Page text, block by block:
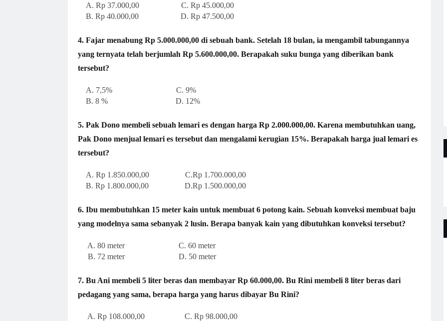
A. Rp 37.000,00 C. Rp 45.000,00
B. Rp 40.000,00 D. Rp 47.500,00
4. Fajar menabung Rp 5.000.000,00 di sebuah bank. Setelah 18 bulan, ia mengambil tabungannya
yang ternyata telah berjumlah Rp 5.600.000,00. Berapakah suku bunga yang diberikan bank
tersebut?
A. 7,5% C. 9%
B. 8 % D. 12%
5. Pak Dono membeli sebuah lemari es dengan harga Rp 2.000.000,00. Karena membutuhkan uang,
Pak Dono menjual lemari es tersebut dan mengalami kerugian 15%. Berapakah harga jual lemari es
tersebut?
A. Rp 1.850.000,00 C.Rp 1.700.000,00
B. Rp 1.800.000,00 D.Rp 1.500.000,00
6. Ibu membutuhkan 15 meter kain untuk membuat 6 potong kain. Sebuah konveksi membuat baju
yang modelnya sama sebanyak 2 lusin. Berapa banyak kain yang dibutuhkan konveksi tersebut?
A. 80 meter C. 60 meter
B. 72 meter D. 50 meter
7. Bu Ani membeli 5 liter beras dan membayar Rp 60.000,00. Bu Rini membeli 8 liter beras dari
pedagang yang sama, berapa harga yang harus dibayar Bu Rini?
A. Rp 108.000,00 C. Rp 98.000,00